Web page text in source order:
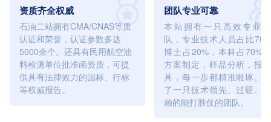
资质齐全权威
石油二站拥有CMA/CNAS等质
认证和荣誉，认证参数多达
5000余个。还具有民用航空油
料检测单位批准函资质，可提
供具有法律效力的国标、行标
等权威报告。
团队专业可靠
本站拥有一只高效专业
队，专业技术人员占比
博士占20%，本科占70%
方案制定，样品分析，报
具，每一步都精准雕琢。
了一只技术领先、过硬、
赖的能打胜仗的团队。